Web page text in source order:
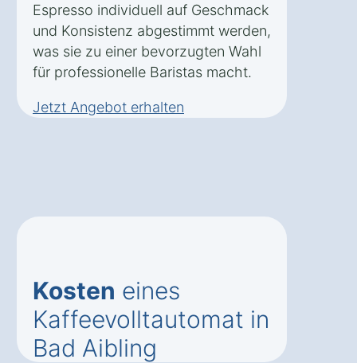
Espresso individuell auf Geschmack
und Konsistenz abgestimmt werden,
was sie zu einer bevorzugten Wahl
für professionelle Baristas macht.
Jetzt Angebot erhalten
Kosten eines
Kaffeevolltautomat in
Bad Aibling